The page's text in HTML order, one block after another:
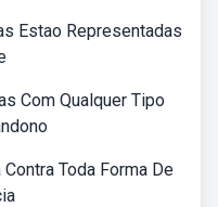
Estao Representadas
Com Qualquer Tipo
Toda Forma De